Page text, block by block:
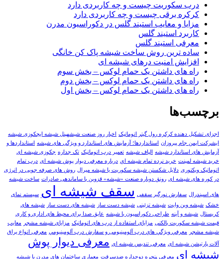
درب سکوریت چیست و چه کاربردی دارد
کرکره برقی چیست و چه کاربردی دارد
مزایا و معایب استیند گلس در دکوراسیون مدرن
کاربرد استیند گلس
معرفی استیند گلس
ساده ترین روش ساخت شیشه پاک کن خانگی
افزایش امنیت درهای شیشه ای
راه های داشتن یک حمام لوکس – بخش سوم
راه های داشتن یک حمام لوکس – بخش دوم
راه های داشتن یک حمام لوکس – بخش اول
برچسب‌ها
اجزای تشکیل دهنده کرکره رول گیتر اتوماتیک
اخبار روز صنعت شیشهپنل شیشه ایجکوزی شیشه
ایشرکت ایمن جام پیروزان
استانداردها؛ آزمایش های استاندارد و ویژگی های شیشه
استانداردها و
آزمایش های استاندارد شیشه
الیاف شیشه تعمير درب اتوماتيک تک جداره جکوزی شیشه ای
خرید شیشه لمینت خرید نرده تمام شيشه اي درباره معرفی دیوار پوش شیشه ای درب تمام
اتوماتیک ویکتوری دلایل شکستن شیشه سکوریت یا شیشه میرال روش های صرفه جویی در انرژی
در کوره های شیشه ای رونق دوباره صنعت «شیشه» قزوین با ساماندهی صادرات ساخت شیشه
های اسپندرال سفارش نورگیر سقفی سقف شیشه ای سیستم نمای
خشک شيشه وين وايت شیشه تزئینی شیشه دست ساز شیشه های دست ساز
شیشه های
کریستال شیشه و آینه طراحی دکوراسیون با شیشه عایق صدا برای محیط های اداری و کاری
قیمت شیشه سکوریت بالکنی مزایای استفاده از درب های اتوماتیک مزایای شیشه مشجر
معایب
شیشه مشجر
معرفي ويژگي هاي درب آلومینیومی و سفارش درب آلومينيومي معرفی انواع یراق
آلات پارتیشن شیشه ای معرفی تندیس شیشه ای معرفی دیوار پوش
شیشه ای معرفی پنجره دوجداره ضدسرقت معماری ساختمان های مدرن با شیشه